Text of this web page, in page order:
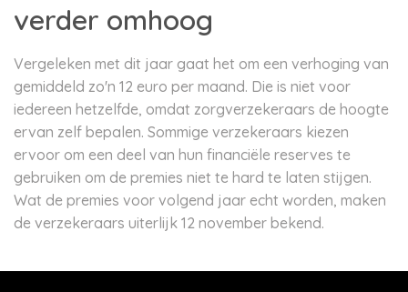
verder omhoog
Vergeleken met dit jaar gaat het om een verhoging van
gemiddeld zo'n 12 euro per maand. Die is niet voor
iedereen hetzelfde, omdat zorgverzekeraars de hoogte
ervan zelf bepalen. Sommige verzekeraars kiezen
ervoor om een deel van hun financiële reserves te
gebruiken om de premies niet te hard te laten stijgen.
Wat de premies voor volgend jaar echt worden, maken
de verzekeraars uiterlijk 12 november bekend.